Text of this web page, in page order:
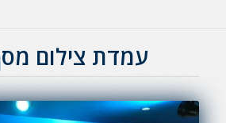
עמדת צילום